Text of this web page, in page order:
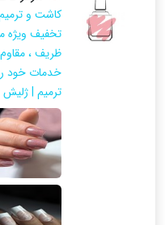
کاشت و
تخفیف ویژه
ظریف ،
خدمات خود
ترمیم |